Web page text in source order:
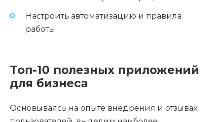
Настроить автоматизацию и правила
работы
Топ-10 полезных приложений
для бизнеса
Основываясь на опыте внедрения и отзывах